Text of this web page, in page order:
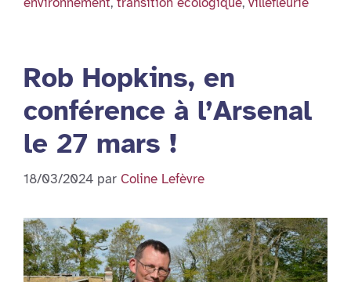
Rob Hopkins, en
conférence à l’Arsenal
le 27 mars !
18/03/2024 par Coline Lefèvre